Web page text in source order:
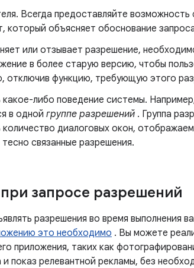
Всегда предоставляйте
который объясняет обоснование
или отзывает разрешение,
в более старую версию, чтобы
отключив функцию, требующую этого
либо поведение системы.
в одной группе разрешений . Группа
диалоговых окон,
связанные разрешения.
запросе разрешений
разрешения во время выполнения
это необходимо . Вы можете
приложения, таких как
показ релевантной рекламы, без